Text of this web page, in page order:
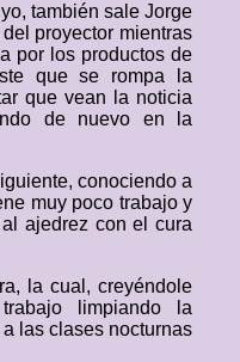
también sale Jorge
proyector mientras
por los productos de
que se rompa la
que vean la noticia
de nuevo en la
conociendo a
muy poco trabajo y
ajedrez con el cura
la cual, creyéndole
limpiando la
las clases nocturnas